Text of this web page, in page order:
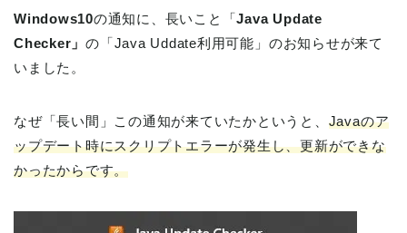
Windows10の通知に、長いこと「Java Update
Checker」の「Java Uddate利用可能」のお知らせが来て
いました。
なぜ「長い間」この通知が来ていたかというと、 Javaのア
ップデート時にスクリプトエラーが発生し、更新ができな
かったからです。